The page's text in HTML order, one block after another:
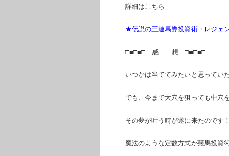
詳細はこちら
★伝説の三連馬券投資術・レジェ
□■□■□ 感 想 □■□■□
いつかは当ててみたいと思ってい
でも、今まで大穴を狙っても中穴
その夢が叶う時が遂に来たのです
魔法のような定数方式が競馬投資